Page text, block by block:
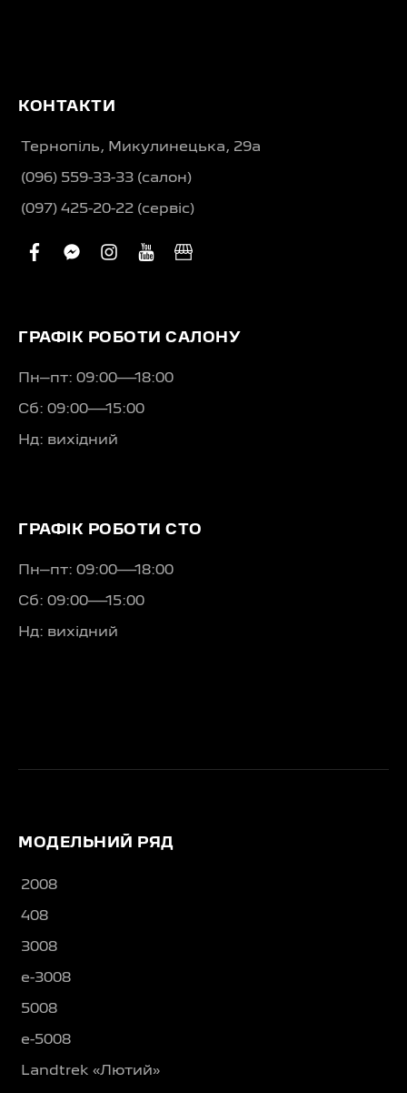
КОНТАКТИ
Тернопіль, Микулинецька, 29а
(096) 559-33-33 (салон)
(097) 425-20-22 (сервіс)
facebook
facebook-
instagram
youtube
business
ГРАФІК РОБОТИ САЛОНУ
Пн–пт: 09:00—18:00
Сб: 09:00—15:00
Нд: вихідний
ГРАФІК РОБОТИ СТО
Пн–пт: 09:00—18:00
Сб: 09:00—15:00
Нд: вихідний
МОДЕЛЬНИЙ РЯД
2008
408
3008
e-3008
5008
e-5008
Landtrek «Лютий»